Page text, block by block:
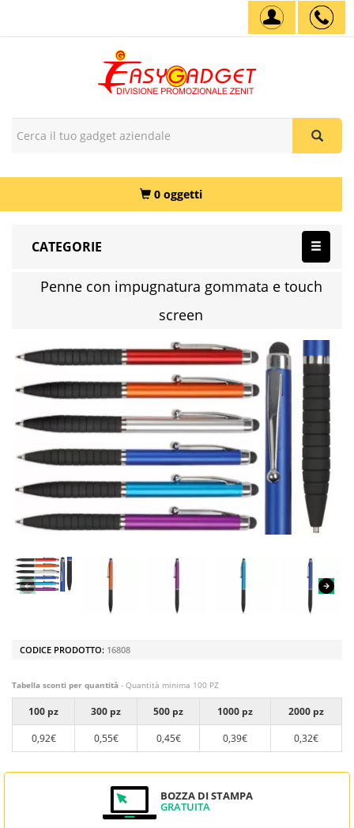
0 oggetti
CATEGORIE
Penne con impugnatura gommata e touch
screen
CODICE PRODOTTO: 16808
Tabella sconti per quantità - Quantità minima 100 PZ
100 pz 300 pz 500 pz 1000 pz
2000 pz
0,92€
0,55€ 0,45€ 0,39€ 0,32€
BOZZA DI STAMPA
GRATUITA